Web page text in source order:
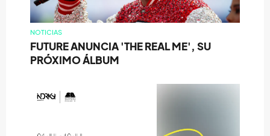
NOTICIAS
FUTURE ANUNCIA 'THE REAL ME', SU
PRÓXIMO ÁLBUM